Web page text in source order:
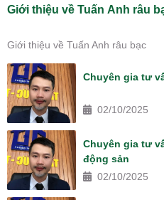
Giới thiệu về Tuấn Anh râu
Giới thiệu về Tuấn Anh râu bạc
Chuyên gia tư
02/10/2025
Chuyên gia tư
động sản
02/10/2025